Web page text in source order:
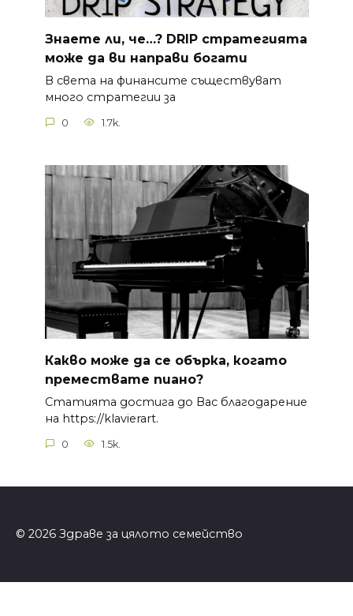
Знаете ли, че…? DRIP стратегията
може да ви направи богати
В света на финансите съществуват
много стратегии за
0 1.7k.
Какво може да се обърка, когато
премествате пиано?
Статията достига до Вас благодарение
на https://klavierart.
0 1.5k.
© 2026 Здраве за цялото семейство